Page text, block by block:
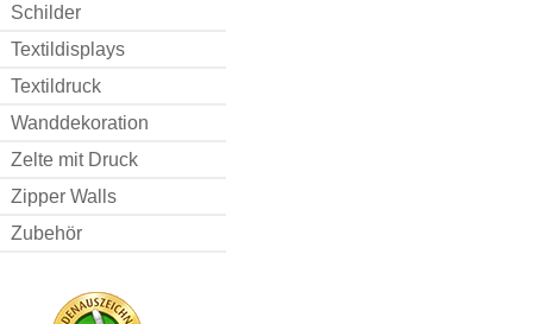
Schilder
Textildisplays
Textildruck
Wanddekoration
Zelte mit Druck
Zipper Walls
Zubehör